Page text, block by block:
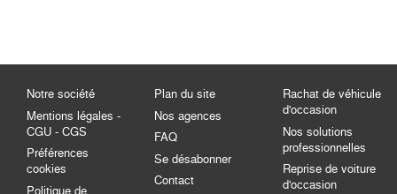
Notre société
Mentions légales -
CGU - CGS
Préférences
cookies
Politique de
Plan du site
Nos agences
FAQ
Se désabonner
Contact
Rachat de véhicule
d'occasion
Nos solutions
professionnelles
Reprise de voiture
d'occasion